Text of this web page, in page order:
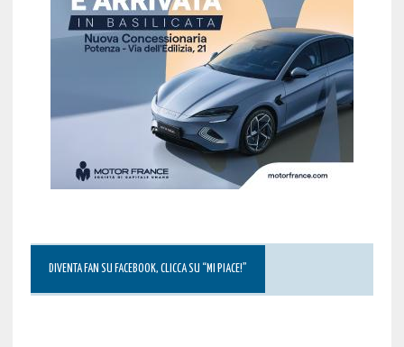
DIVENTA FAN SU FACEBOOK, CLICCA SU “MI PIACE!”